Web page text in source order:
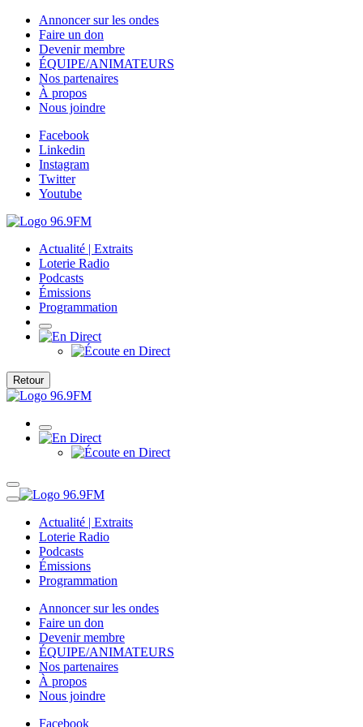
Annoncer sur les ondes
Faire un don
Devenir membre
ÉQUIPE/ANIMATEURS
Nos partenaires
À propos
Nous joindre
Facebook
Linkedin
Instagram
Twitter
Youtube
Actualité | Extraits
Loterie Radio
Podcasts
Émissions
Programmation
Retour
Actualité | Extraits
Loterie Radio
Podcasts
Émissions
Programmation
Annoncer sur les ondes
Faire un don
Devenir membre
ÉQUIPE/ANIMATEURS
Nos partenaires
À propos
Nous joindre
Facebook